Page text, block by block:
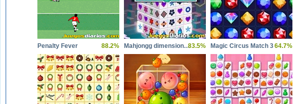
Penalty Fever 88.2% Mahjongg dimensions 900 seconds83.5% Magic Circus Match 364.7%